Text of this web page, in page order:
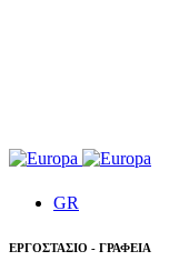
GR
ΕΡΓΟΣΤΑΣΙΟ - ΓΡΑΦΕΙΑ